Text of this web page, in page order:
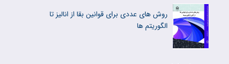
روش های عددی برای قوانین بقا از انالیز تا
الگوریتم ها